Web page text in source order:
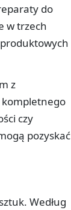
do
w trzech
z
czy
pozyskać
Według